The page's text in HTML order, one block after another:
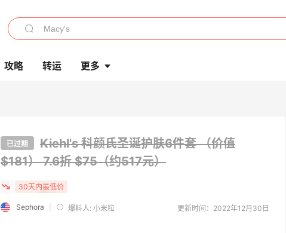
攻略 转运 更多
已过期
Kiehl's 科颜氏圣诞护肤6件套 （价值
$181）7.6折 $75（约517元）
30天内最低价
Sephora 爆料人: 小米粒 更新时间：2022年12月30日